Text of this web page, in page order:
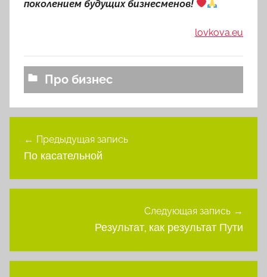
поколением будущих бизнесменов!
lovkova.eu
Про бизнес
по
Предыдущая запись
По касательной
Следующая запись
Результат, как результат Пути